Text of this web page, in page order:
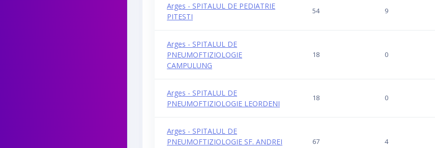
Arges - SPITALUL DE PEDIATRIE
PITESTI
54 9
Arges - SPITALUL DE
PNEUMOFTIZIOLOGIE
CAMPULUNG
18 0
Arges - SPITALUL DE
PNEUMOFTIZIOLOGIE LEORDENI
18 0
Arges - SPITALUL DE
PNEUMOFTIZIOLOGIE SF. ANDREI
67 4
plac cafelele.